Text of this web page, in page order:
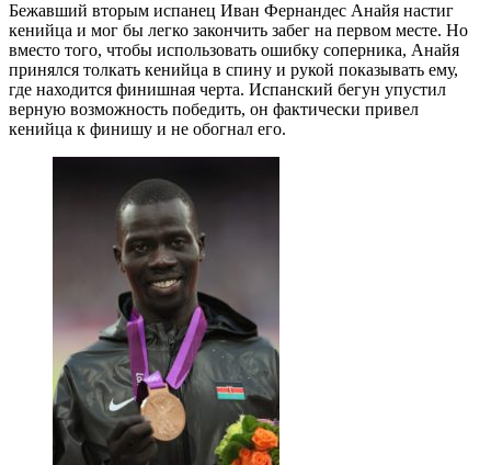
Бежавший вторым испанец Иван Фернандес Анайя настиг
кенийца и мог бы легко закончить забег на первом месте. Но
вместо того, чтобы использовать ошибку соперника, Анайя
принялся толкать кенийца в спину и рукой показывать ему,
где находится финишная черта. Испанский бегун упустил
верную возможность победить, он фактически привел
кенийца к финишу и не обогнал его.